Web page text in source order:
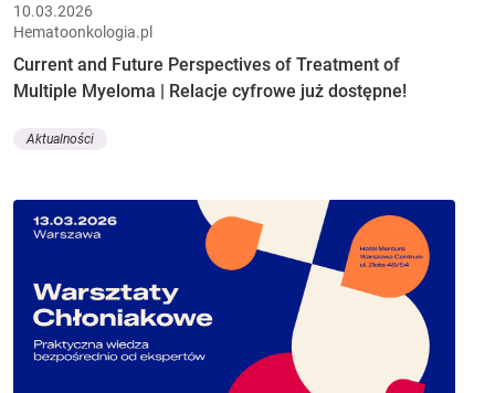
10.03.2026
Hematoonkologia.pl
Current and Future Perspectives of Treatment of
Multiple Myeloma | Relacje cyfrowe już dostępne!
Aktualności